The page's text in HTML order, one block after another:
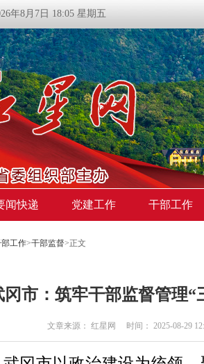
年8月7日 18:05 星期五
闻快递 党建工作 干部工作
工作>干部监督>正文
冈市：筑牢干部监督管理“
文章来源： 红星网 时间： 2025-08-29